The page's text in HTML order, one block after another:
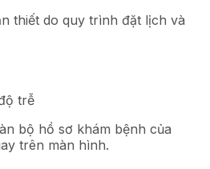
thiết do quy trình đặt lịch và
trễ
bộ hồ sơ khám bệnh của
trên màn hình.